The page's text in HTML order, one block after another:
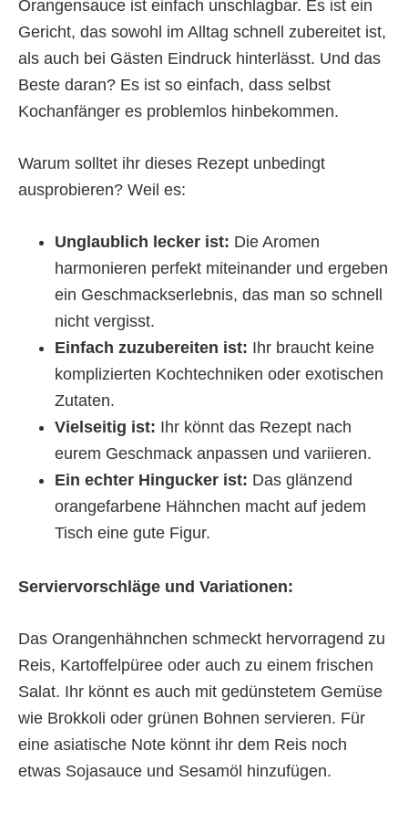
Orangensauce ist einfach unschlagbar. Es ist ein
Gericht, das sowohl im Alltag schnell zubereitet ist,
als auch bei Gästen Eindruck hinterlässt. Und das
Beste daran? Es ist so einfach, dass selbst
Kochanfänger es problemlos hinbekommen.
Warum solltet ihr dieses Rezept unbedingt
ausprobieren? Weil es:
Unglaublich lecker ist: Die Aromen
harmonieren perfekt miteinander und ergeben
ein Geschmackserlebnis, das man so schnell
nicht vergisst.
Einfach zuzubereiten ist: Ihr braucht keine
komplizierten Kochtechniken oder exotischen
Zutaten.
Vielseitig ist: Ihr könnt das Rezept nach
eurem Geschmack anpassen und variieren.
Ein echter Hingucker ist: Das glänzend
orangefarbene Hähnchen macht auf jedem
Tisch eine gute Figur.
Serviervorschläge und Variationen:
Das Orangenhähnchen schmeckt hervorragend zu
Reis, Kartoffelpüree oder auch zu einem frischen
Salat. Ihr könnt es auch mit gedünstetem Gemüse
wie Brokkoli oder grünen Bohnen servieren. Für
eine asiatische Note könnt ihr dem Reis noch
etwas Sojasauce und Sesamöl hinzufügen.